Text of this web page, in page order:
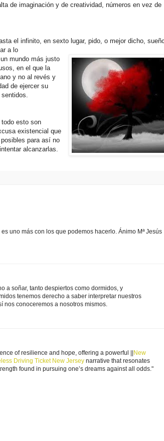
de imaginación y de creatividad, números en vez de
el infinito, en sexto lugar, pido, o mejor dicho,
a lo
mundo más justo
en el que la
y no al revés y
de ejercer su
esto son
existencial que
para así no
alcanzarlas.
uno más con los que podemos hacerlo. Ánimo Mª Jesús
a soñar, tanto despiertos como dormidos, y
tenemos derecho a saber interpretar nuestros
nos conoceremos a nosotros mismos.
of resilience and hope, offering a powerful ||New
Driving Ticket New Jersey narrative that resonates
found in pursuing one’s dreams against all odds."